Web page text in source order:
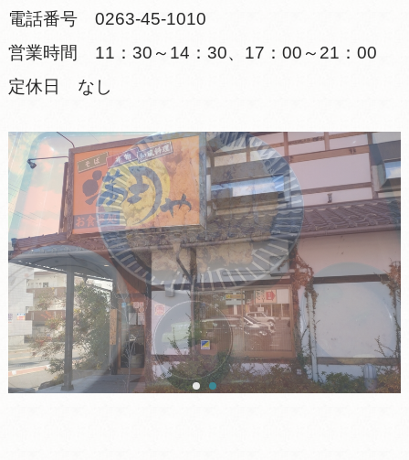
電話番号 0263-45-1010
営業時間 11：30～14：30、17：00～21：00
定休日 なし